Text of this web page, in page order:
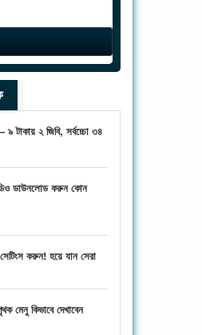
৯ টাকায় ২ জিবি, সর্বচ্চো ৩৪
ডাউনলোড করুন কোন
করুন! হয়ে যান সেরা
মেনু কিভাবে দেখাবেন